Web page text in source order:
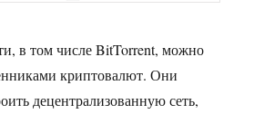
в том числе BitTorrent, можно
криптовалют. Они
децентрализованную сеть,